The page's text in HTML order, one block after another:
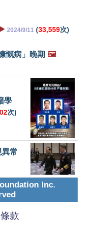
▶️ 2024/9/11 (33,559次)
慨病」晚期 🖼️
學
次)
常
Inc.
款